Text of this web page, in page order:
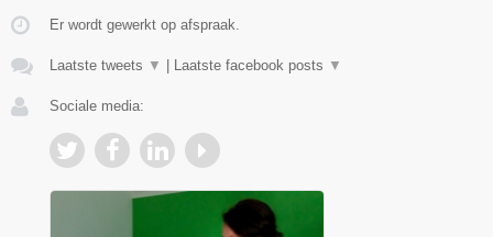
Er wordt gewerkt op afspraak.
Laatste tweets ▼ Laatste facebook posts ▼
Sociale media: